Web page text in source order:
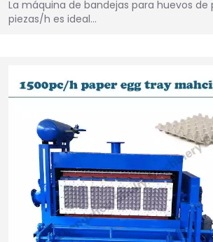
La máquina de bandejas para huevos de
piezas/h es ideal…